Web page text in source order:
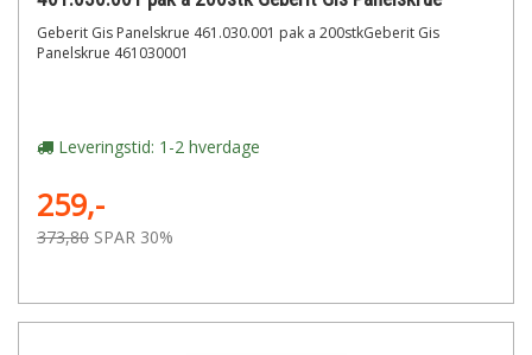
Geberit Gis Panelskrue 461.030.001 pak a 200stkGeberit Gis
Panelskrue 461030001
Leveringstid: 1-2 hverdage
259,-
373,80 SPAR 30%